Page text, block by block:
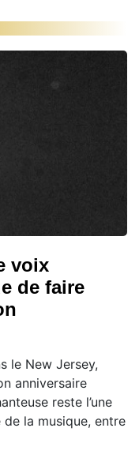
voix
de faire
le New Jersey,
anniversaire
reste l’une
la musique, entre